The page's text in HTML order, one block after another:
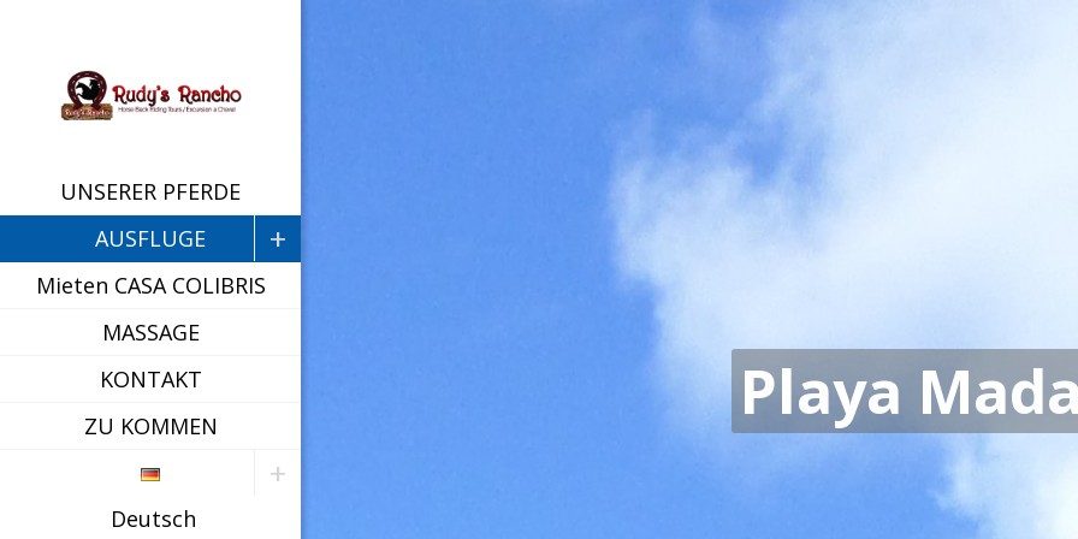
UNSERER PFERDE
AUSFLUGE
Mieten CASA COLIBRIS
MASSAGE
KONTAKT
ZU KOMMEN
Deutsch
Playa